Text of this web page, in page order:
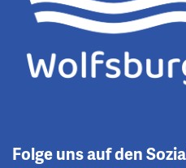
Folge uns auf den